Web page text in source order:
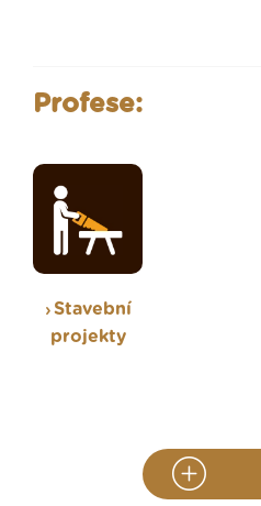
Profese:
Stavební
projekty